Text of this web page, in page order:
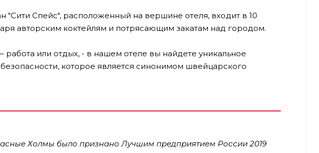
Спейс", расположенный на вершине отеля, входит в 10
авторским коктейлям и потрясающим закатам над городом.
работа или отдых, - в нашем отеле вы найдете уникальное
которое является синонимом швейцарского
Холмы было признано Лучшим предприятием России 2019